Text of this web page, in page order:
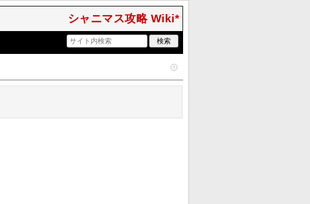
シャニマス攻略 Wiki*